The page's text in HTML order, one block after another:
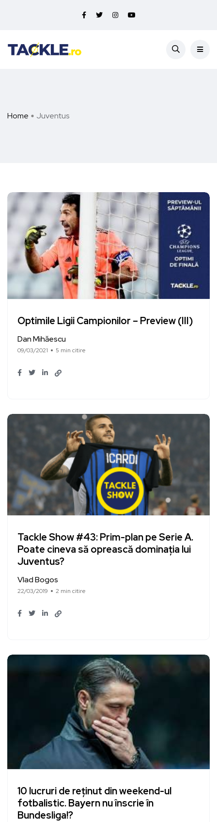
Home Juventus
Optimile Ligii Campionilor – Preview (III)
Dan Mihăescu
09/03/2021 5 min citire
Tackle Show #43: Prim-plan pe Serie A.
Poate cineva să oprească dominația lui
Juventus?
Vlad Bogos
22/03/2019 2 min citire
10 lucruri de reținut din weekend-ul
fotbalistic. Bayern nu înscrie în
Bundesliga!?